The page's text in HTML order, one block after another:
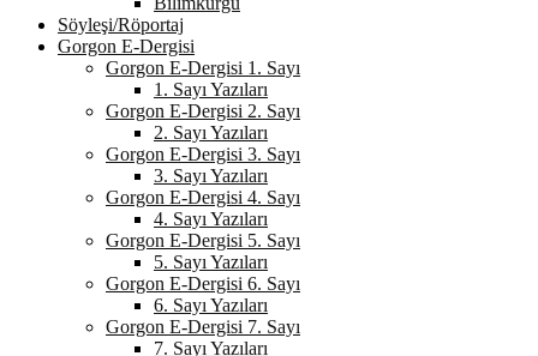
Söyleşi/Röportaj
Gorgon E-Dergisi
Gorgon E-Dergisi 1. Sayı
1. Sayı Yazıları
Gorgon E-Dergisi 2. Sayı
2. Sayı Yazıları
Gorgon E-Dergisi 3. Sayı
3. Sayı Yazıları
Gorgon E-Dergisi 4. Sayı
4. Sayı Yazıları
Gorgon E-Dergisi 5. Sayı
5. Sayı Yazıları
Gorgon E-Dergisi 6. Sayı
6. Sayı Yazıları
Gorgon E-Dergisi 7. Sayı
7. Sayı Yazıları